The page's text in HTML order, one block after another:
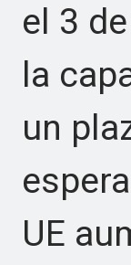
el 3
la
un
UE